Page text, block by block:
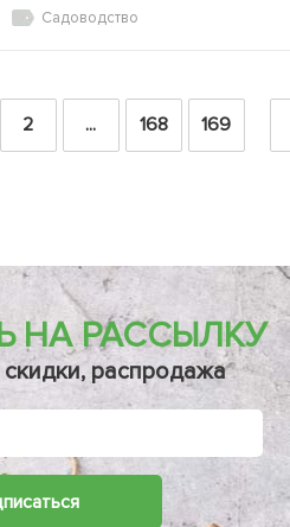
Садоводство
2 ... 168 169
НА РАССЫЛКУ
распродажа